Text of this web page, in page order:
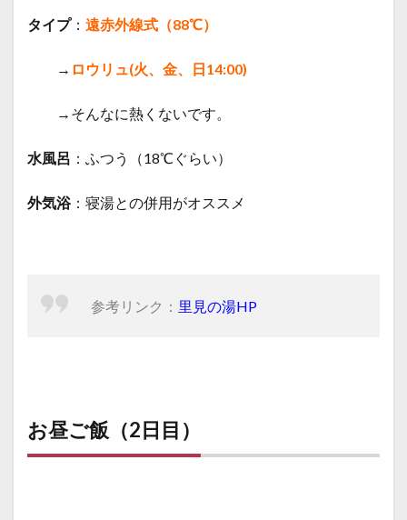
タイプ： 遠赤外線式（88℃）
→ ロウリュ(火、金、日14:00)
→そんなに熱くないです。
水風呂 ：ふつう （18℃ぐらい）
外気浴 ：寝湯との併用がオススメ
参考リンク： 里見の湯HP
お昼ご飯（2日目）